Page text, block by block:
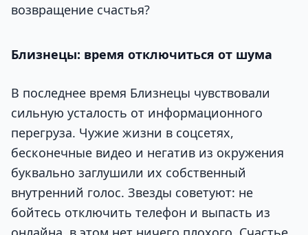
возвращение счастья?
Близнецы: время отключиться от шума
В последнее время Близнецы чувствовали
сильную усталость от информационного
перегруза. Чужие жизни в соцсетях,
бесконечные видео и негатив из окружения
буквально заглушили их собственный
внутренний голос. Звезды советуют: не
бойтесь отключить телефон и выпасть из